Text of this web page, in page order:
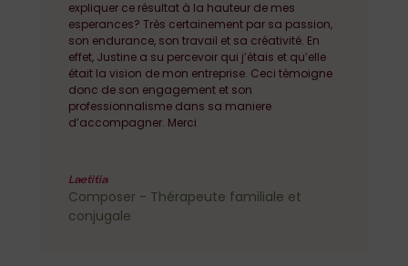
expliquer ce résultat à la hauteur de mes
esperances? Très certainement par sa passion,
son endurance, son travail et sa créativité. En
effet, Justine a su percevoir qui j’étais et qu’elle
était la vision de mon entreprise. Ceci témoigne
donc de son engagement et son
professionnalisme dans sa maniere
d’accompagner. Merci
Laetitia
Composer - Thérapeute familiale et
conjugale